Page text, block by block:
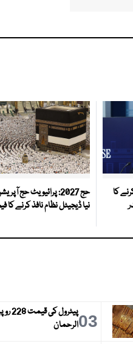
کا
حج 2027: پرائیویٹ حج
نیا ڈیجیٹل نظام نافذ کرنے کا
03الرحمان